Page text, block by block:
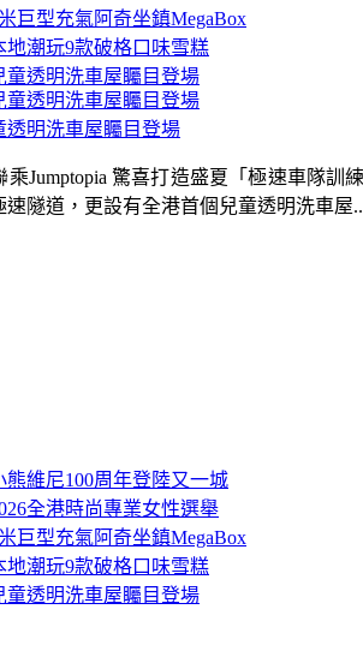
透明洗車屋矚目登場
乘Jumptopia 驚喜打造盛夏「極速車隊
速隧道，更設有全港首個兒童透明洗車屋